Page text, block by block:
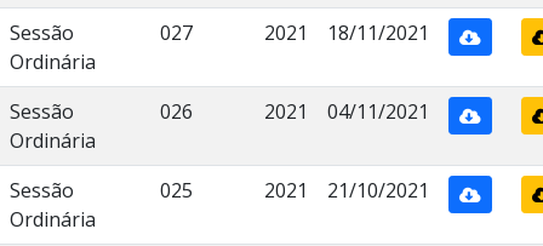
Sessão
Ordinária
027 2021 18/11/2021
Sessão
Ordinária
026 2021 04/11/2021
Sessão
Ordinária
025 2021 21/10/2021